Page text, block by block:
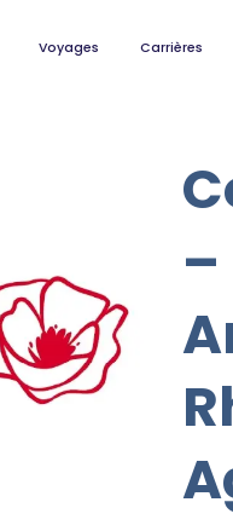
Voyages Carrières
–